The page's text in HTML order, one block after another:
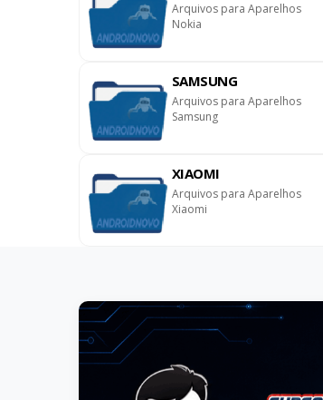
Arquivos para Aparelhos
Nokia
SAMSUNG
Arquivos para Aparelhos
Samsung
XIAOMI
Arquivos para Aparelhos
Xiaomi